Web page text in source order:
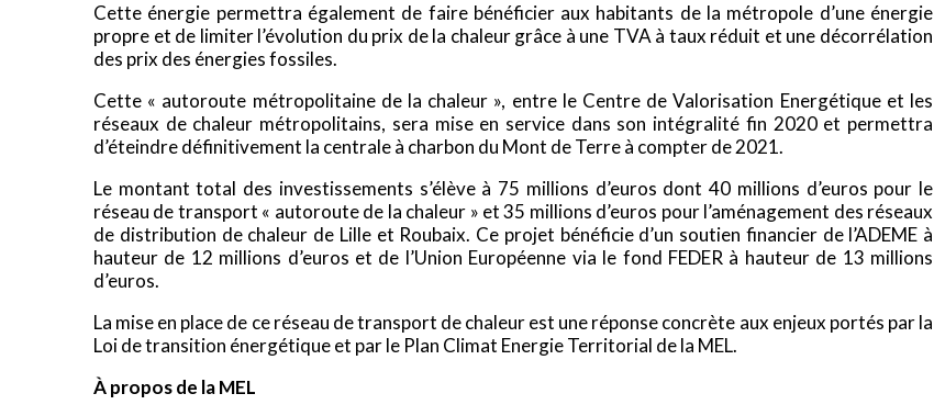
Cette énergie permettra également de faire bénéficier aux habitants de la métropole d’une énergie
propre et de limiter l’évolution du prix de la chaleur grâce à une TVA à taux réduit et une décorrélation
des prix des énergies fossiles.
Cette « autoroute métropolitaine de la chaleur », entre le Centre de Valorisation Energétique et les
réseaux de chaleur métropolitains, sera mise en service dans son intégralité fin 2020 et permettra
d’éteindre définitivement la centrale à charbon du Mont de Terre à compter de 2021.
Le montant total des investissements s’élève à 75 millions d’euros dont 40 millions d’euros pour le
réseau de transport « autoroute de la chaleur » et 35 millions d’euros pour l’aménagement des réseaux
de distribution de chaleur de Lille et Roubaix. Ce projet bénéficie d’un soutien financier de l’ADEME à
hauteur de 12 millions d’euros et de l’Union Européenne via le fond FEDER à hauteur de 13 millions
d’euros.
La mise en place de ce réseau de transport de chaleur est une réponse concrète aux enjeux portés par la
Loi de transition énergétique et par le Plan Climat Energie Territorial de la MEL.
À propos de la MEL